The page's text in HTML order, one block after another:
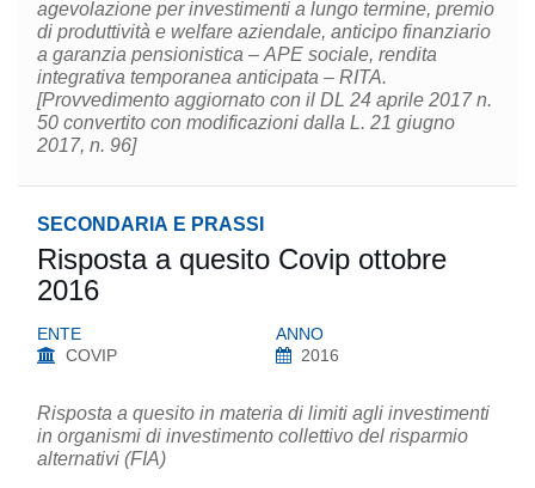
agevolazione per investimenti a lungo termine, premio
di produttività e welfare aziendale, anticipo finanziario
a garanzia pensionistica – APE sociale, rendita
integrativa temporanea anticipata – RITA.
[Provvedimento aggiornato con il DL 24 aprile 2017 n.
50 convertito con modificazioni dalla L. 21 giugno
2017, n. 96]
SECONDARIA E PRASSI
Risposta a quesito Covip ottobre
2016
ENTE
COVIP
ANNO
2016
Risposta a quesito in materia di limiti agli investimenti
in organismi di investimento collettivo del risparmio
alternativi (FIA)